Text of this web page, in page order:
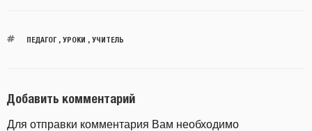
ПЕДАГОГ, УРОКИ , УЧИТЕЛЬ
Добавить комментарий
Для отправки комментария Вам необходимо